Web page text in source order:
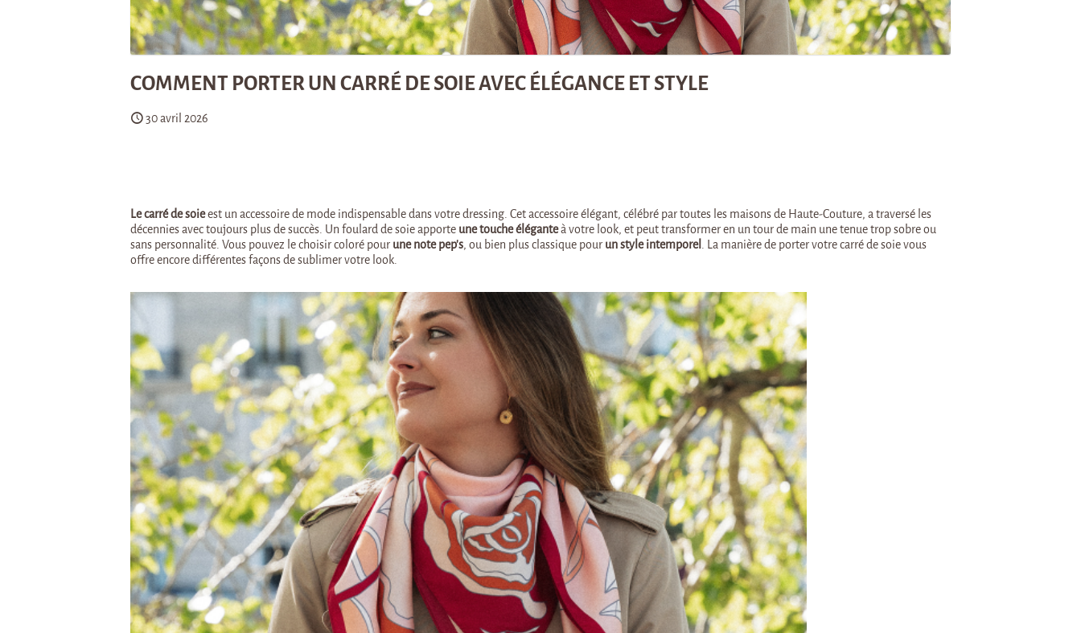
COMMENT PORTER UN CARRÉ DE SOIE AVEC ÉLÉGANCE ET STYLE
30 avril 2026
Le carré de soieest un accessoire de mode indispensable dans votre dressing. Cet accessoire élégant, célébré par toutes les maisons de Haute-Couture, a traversé les
décennies avec toujours plus de succès. Un foulard de soie apporte une touche éléganteà votre look, et peut transformer en un tour de main une tenue trop sobre ou
sans personnalité. Vous pouvez le choisir coloré pour une note pep’s, ou bien plus classique pour un style intemporel. La manière de porter votre carré de soie vous
offre encore différentes façons de sublimer votre look.